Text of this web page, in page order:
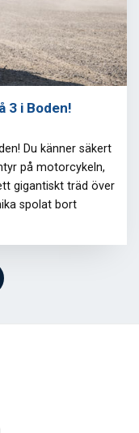
3 i Boden!
Du känner säkert
på motorcykeln,
gigantiskt träd över
spolat bort